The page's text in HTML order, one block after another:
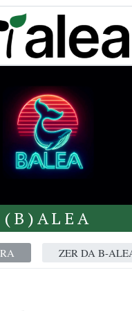
(B)ALEA
ZER DA B-